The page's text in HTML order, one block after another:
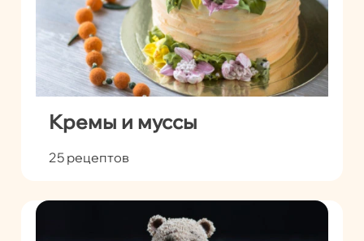
Кремы и муссы
25 рецептов